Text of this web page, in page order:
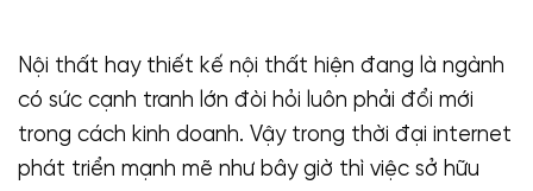
Nội thất hay thiết kế nội thất hiện đang là ngành
có sức cạnh tranh lớn đòi hỏi luôn phải đổi mới
trong cách kinh doanh. Vậy trong thời đại internet
phát triển mạnh mẽ như bây giờ thì việc sở hữu